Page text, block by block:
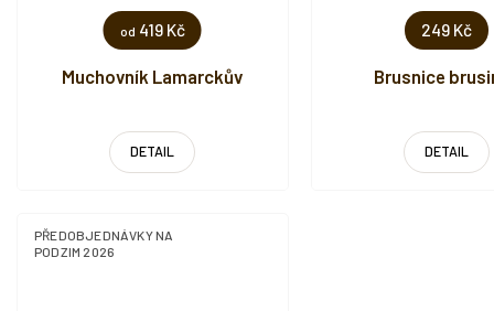
od 419 Kč
Muchovník Lamarckův
DETAIL
249 Kč
Brusnice
DETAIL
PŘEDOBJEDNÁVKY NA
PODZIM 2026